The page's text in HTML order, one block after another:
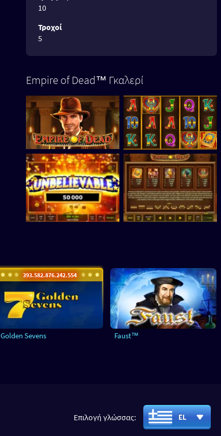
10
Τροχοί
5
Empire of Dead™ Γκαλερί
393.582.879.912.718
Golden Sevens Faust™
Επιλογή γλώσσας: EL